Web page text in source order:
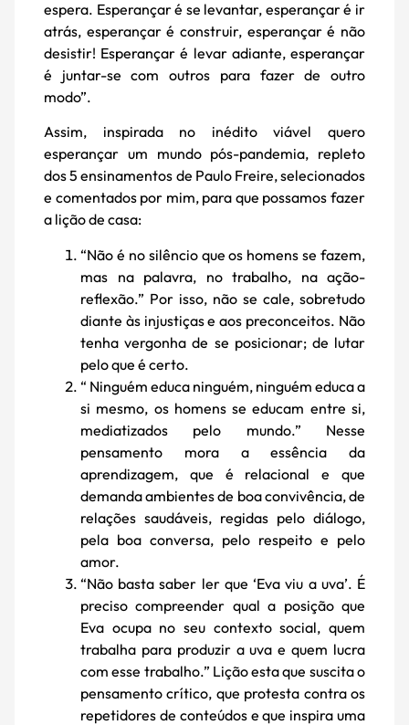
espera. Esperançar é se levantar, esperançar é ir
atrás, esperançar é construir, esperançar é não
desistir! Esperançar é levar adiante, esperançar
é juntar-se com outros para fazer de outro
modo”.
Assim, inspirada no inédito viável quero
esperançar um mundo pós-pandemia, repleto
dos 5 ensinamentos de Paulo Freire, selecionados
e comentados por mim, para que possamos fazer
a lição de casa:
“Não é no silêncio que os homens se fazem,
mas na palavra, no trabalho, na ação-
reflexão.” Por isso, não se cale, sobretudo
diante às injustiças e aos preconceitos. Não
tenha vergonha de se posicionar; de lutar
pelo que é certo.
“ Ninguém educa ninguém, ninguém educa a
si mesmo, os homens se educam entre si,
mediatizados pelo mundo.” Nesse
pensamento mora a essência da
aprendizagem, que é relacional e que
demanda ambientes de boa convivência, de
relações saudáveis, regidas pelo diálogo,
pela boa conversa, pelo respeito e pelo
amor.
“Não basta saber ler que ‘Eva viu a uva’. É
preciso compreender qual a posição que
Eva ocupa no seu contexto social, quem
trabalha para produzir a uva e quem lucra
com esse trabalho.” Lição esta que suscita o
pensamento crítico, que protesta contra os
repetidores de conteúdos e que inspira uma